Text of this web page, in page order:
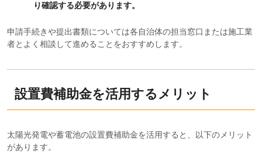
り確認する必要があります。
申請手続きや提出書類については各自治体の担当窓口または施工業
者とよく相談して進めることをおすすめします。
設置費補助金を活用するメリット
太陽光発電や蓄電池の設置費補助金を活用すると、以下のメリット
があります。